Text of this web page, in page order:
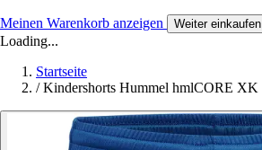
Meinen Warenkorb anzeigen Weiter einkaufen
Loading...
Startseite
/ Kindershorts Hummel hmlCORE XK